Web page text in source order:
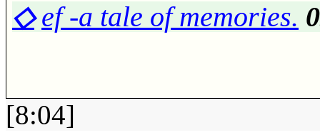
◇ ef -a tale of memories.
[8:04]